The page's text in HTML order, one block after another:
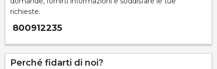
richieste.
800912235
Perché fidarti di noi?